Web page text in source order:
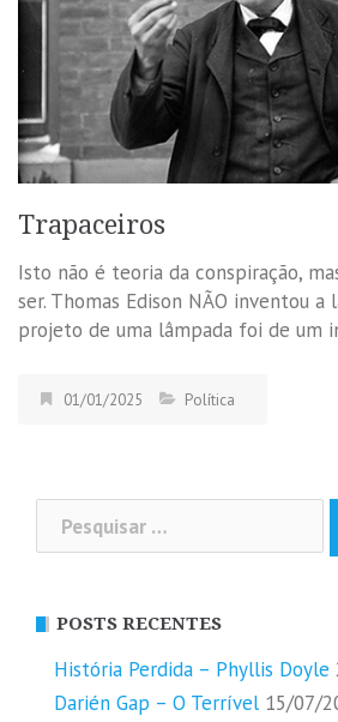
Trapaceiros
Isto não é teoria da conspiração,
ser. Thomas Edison NÃO inventou a
projeto de uma lâmpada foi de um
01/01/2025 Política
Pesquisar
por:
POSTS RECENTES
História Perdida – Phyllis Doyle
Darién Gap – O Terrível 15/07/